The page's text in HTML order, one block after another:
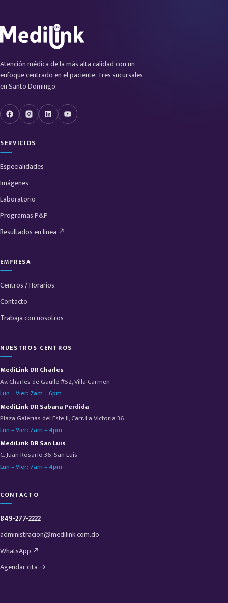
Atención médica de la más alta calidad con un
enfoque centrado en el paciente. Tres sucursales
en Santo Domingo.
SERVICIOS
Especialidades
Imágenes
Laboratorio
Programas P&P
Resultados en línea ↗
EMPRESA
Centros / Horarios
Contacto
Trabaja con nosotros
NUESTROS CENTROS
MediLink DR Charles
Av. Charles de Gaulle #52, Villa Carmen
Lun – Vier: 7am – 6pm
MediLink DR Sabana Perdida
Plaza Galerias del Este II, Carr. La Victoria 36
Lun – Vier: 7am – 4pm
MediLink DR San Luis
C. Juan Rosario 36, San Luis
Lun – Vier: 7am – 4pm
CONTACTO
849-277-2222
administracion@medilink.com.do
WhatsApp ↗
Agendar cita →